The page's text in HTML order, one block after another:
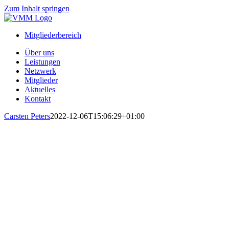
Zum Inhalt springen
Mitgliederbereich
Über uns
Leistungen
Netzwerk
Mitglieder
Aktuelles
Kontakt
Carsten Peters2022-12-06T15:06:29+01:00